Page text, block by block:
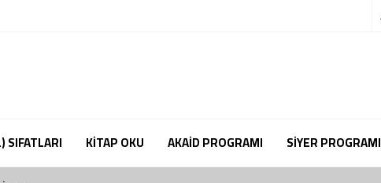
SIFATLARI KİTAP OKU AKAİD PROGRAMI
SİYER PROGRAMI